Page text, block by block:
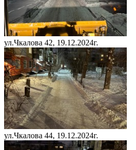
ул.Чкалова 42, 19.12.2024г.
ул.Чкалова 44, 19.12.2024г.